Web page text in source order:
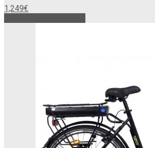
1,249€
μπορούν
επιλεγούν
σελίδα